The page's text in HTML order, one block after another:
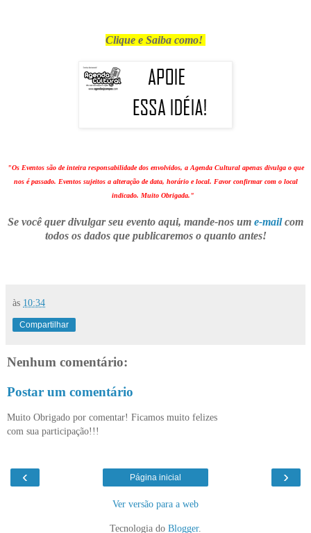
Clique e Saiba como!
"Os Eventos são de inteira responsabilidade dos envolvidos, a Agenda Cultural apenas divulga o que
nos é passado. Eventos sujeitos a alteração de data, horário e local. Favor confirmar com o local
indicado. Muito Obrigada."
Se você quer divulgar seu evento aqui, mande-nos um e-mailcom
todos os dados que publicaremos o quanto antes!
às 10:34
Compartilhar
Nenhum comentário:
Postar um comentário
Muito Obrigado por comentar! Ficamos muito felizes
com sua participação!!!
‹ ›
Página inicial
Ver versão para a web
Tecnologia do Blogger.